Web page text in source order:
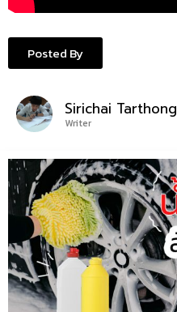
Posted By
Sirichai Tarthong
Writer